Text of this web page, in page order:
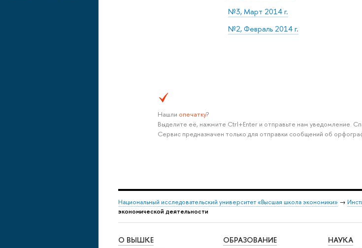
№3, Март 2014 г.
№2, Февраль 2014 г.
Нашли опечатку?
Выделите её, нажмите Ctrl+Enter и отправьте нам уведомление.
Сервис предназначен только для отправки сообщений об
Национальный исследовательский университет «Высшая школа экономики» →
экономической деятельности
О ВЫШКЕ ОБРАЗОВАНИЕ НАУКА